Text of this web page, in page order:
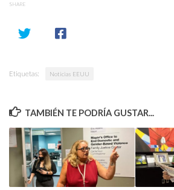
SHARE
Etiquetas: Noticias EEUU
TAMBIÉN TE PODRÍA GUSTAR...